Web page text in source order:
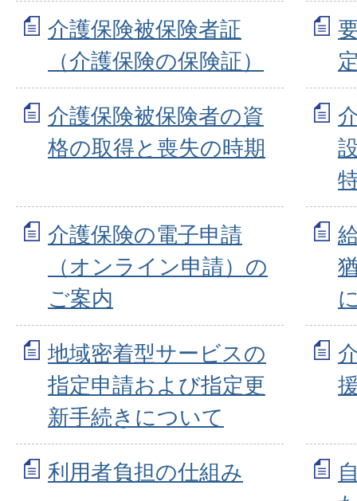
介護保険被保険者証
（介護保険の保険証）
介護保険被保険者の資
格の取得と喪失の時期
介護保険の電子申請
（オンライン申請）の
ご案内
地域密着型サービスの
指定申請および指定更
新手続きについて
利用者負担の仕組み